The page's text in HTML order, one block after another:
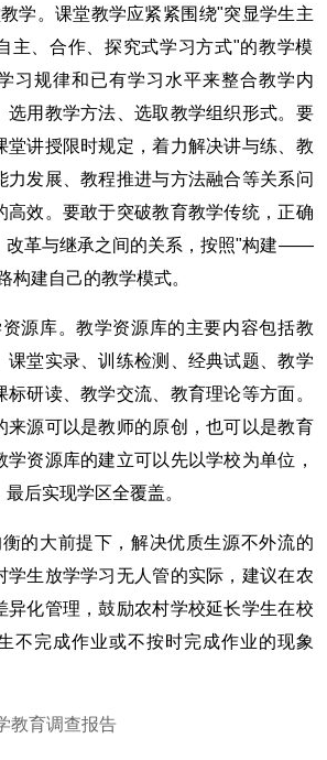
教学。课堂教学应紧紧围绕"突显学生主
主、合作、探究式学习方式"的教学模
习规律和已有学习水平来整合教学内
选用教学方法、选取教学组织形式。要
堂讲授限时规定，着力解决讲与练、教
力发展、教程推进与方法融合等关系问
高效。要敢于突破教育教学传统，正确
改革与继承之间的关系，按照"构建――
建自己的教学模式。
资源库。教学资源库的主要内容包括教
课堂实录、训练检测、经典试题、教学
标研读、教学交流、教育理论等方面。
来源可以是教师的原创，也可以是教育
学资源库的建立可以先以学校为单位，
后实现学区全覆盖。
衡的大前提下，解决优质生源不外流的
学生放学学习无人管的实际，建议在农
异化管理，鼓励农村学校延长学生在校
不完成作业或不按时完成作业的现象
教育调查报告